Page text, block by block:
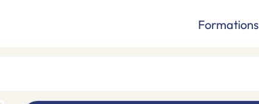
Formations